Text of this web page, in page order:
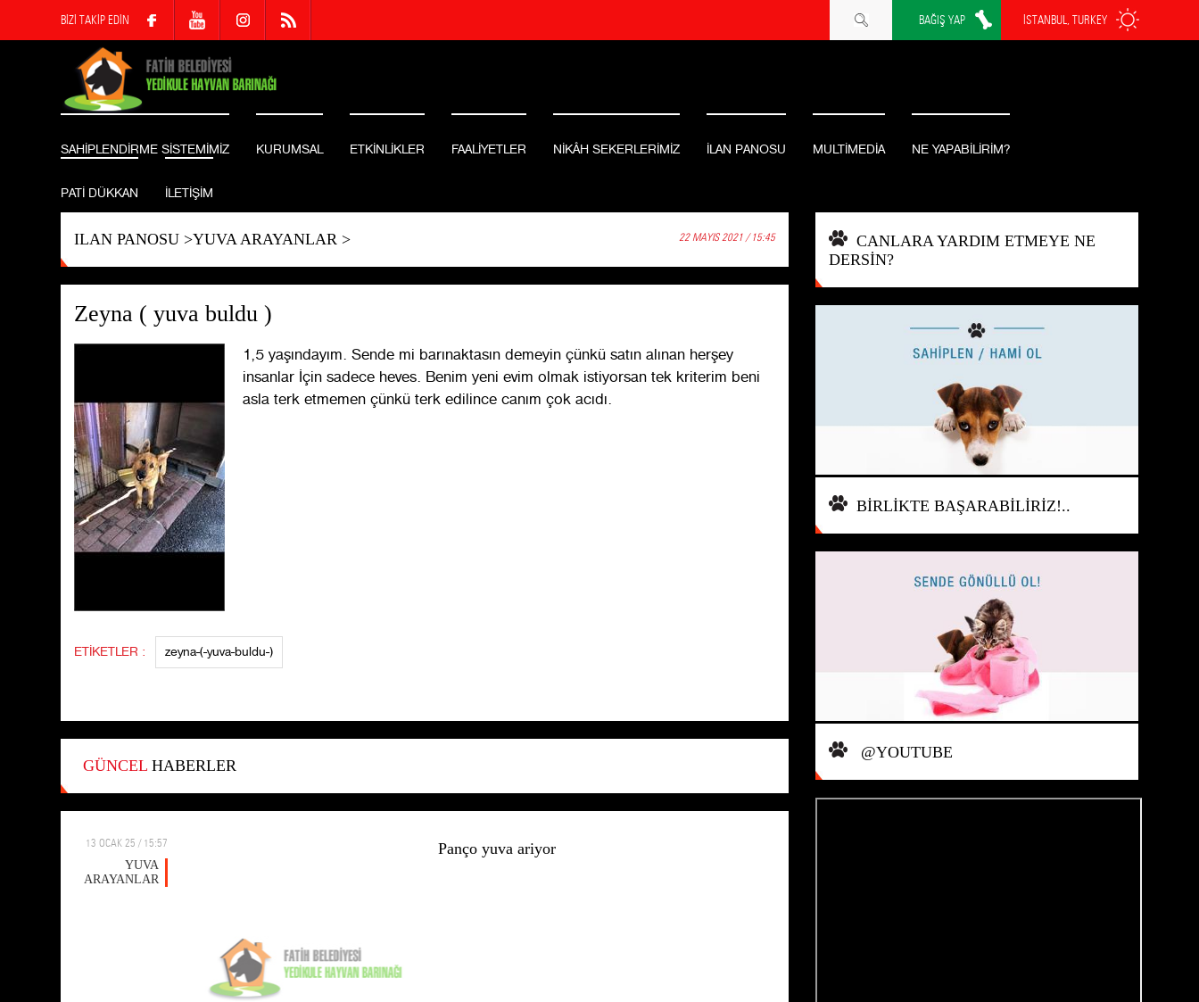
BİZİ TAKİP EDİN İSTANBUL, TURKEY
BAĞIŞ YAP
SAHİPLENDİRME SİSTEMİMİZ KURUMSAL ETKİNLİKLER FAALİYETLER NİKÂH SEKERLERİMİZ İLAN PANOSU MULTİMEDİA NE YAPABİLİRİM?
PATİ DÜKKAN İLETİŞİM
ILAN PANOSU>YUVA ARAYANLAR> 22 MAYIS 2021 / 15:45
Zeyna ( yuva buldu )
1,5 yaşındayım. Sende mi barınaktasın demeyin çünkü satın alınan herşey
insanlar İçin sadece heves. Benim yeni evim olmak istiyorsan tek kriterim beni
asla terk etmemen çünkü terk edilince canım çok acıdı.
ETİKETLER : zeyna-(-yuva-buldu-)
GÜNCELHABERLER
13 OCAK 25 / 15:57
YUVA
ARAYANLAR
Panço yuva ariyor
CANLARA YARDIM ETMEYE NE
DERSİN?
BİRLİKTE BAŞARABİLİRİZ!..
@YOUTUBE